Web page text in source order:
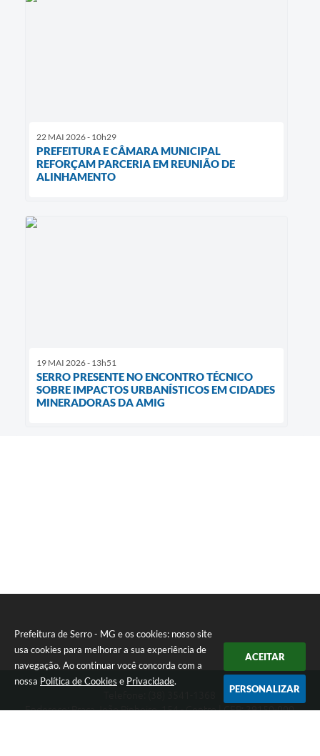
Prefeitura de Serro - MG e os cookies: nosso site
usa cookies para melhorar a sua experiência de
navegação. Ao continuar você concorda com a
nossa Política de Cookies e Privacidade.
ACEITAR
PERSONALIZAR
22 MAI 2026 - 10h29
PREFEITURA E CÂMARA MUNICIPAL
REFORÇAM PARCERIA EM REUNIÃO DE
ALINHAMENTO
19 MAI 2026 - 13h51
SERRO PRESENTE NO ENCONTRO TÉCNICO
SOBRE IMPACTOS URBANÍSTICOS EM CIDADES
MINERADORAS DA AMIG
Endereço: Praça João Pinheiro, 154 - Centro | CEP: 39150-000